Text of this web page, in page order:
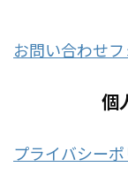
お問い合わせ
個
プライバシー